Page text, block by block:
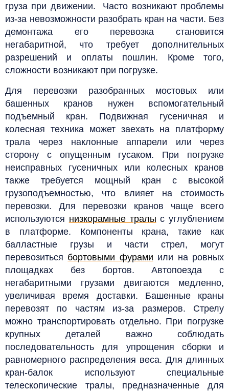
груза при движении. Часто возникают проблемы
из-за невозможности разобрать кран на части. Без
демонтажа его перевозка становится
негабаритной, что требует дополнительных
разрешений и оплаты пошлин. Кроме того,
сложности возникают при погрузке.
Для перевозки разобранных мостовых или
башенных кранов нужен вспомогательный
подъемный кран. Подвижная гусеничная и
колесная техника может заехать на платформу
трала через наклонные аппарели или через
сторону с опущенным гусаком. При погрузке
неисправных гусеничных или колесных кранов
также требуется мощный кран с высокой
грузоподъемностью, что влияет на стоимость
перевозки. Для перевозки кранов чаще всего
используются низкорамные тралы с углублением
в платформе. Компоненты крана, такие как
балластные грузы и части стрел, могут
перевозиться бортовыми фурами или на ровных
площадках без бортов.Автопоезда с
негабаритными грузами двигаются медленно,
увеличивая время доставки. Башенные краны
перевозят по частям из-за размеров. Стрелу
можно транспортировать отдельно. При погрузке
крупных деталей важно соблюдать
последовательность для упрощения сборки и
равномерного распределения веса. Для длинных
кран-балок используют специальные
телескопические тралы, предназначенные для